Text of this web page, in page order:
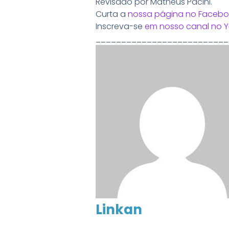
Curta a nossa página no
Inscreva-se em nosso canal no
Linkan